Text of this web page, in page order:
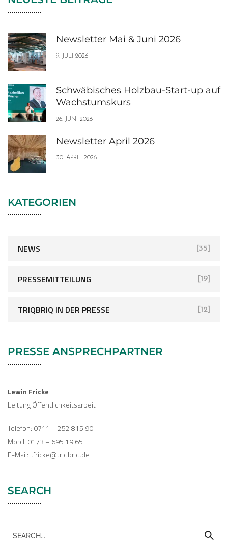
Newsletter Mai & Juni 2026
9. JULI 2026
Schwäbisches Holzbau-Start-up auf
Wachstumskurs
26. JUNI 2026
Newsletter April 2026
30. APRIL 2026
KATEGORIEN
NEWS [35]
PRESSEMITTEILUNG [19]
TRIQBRIQ IN DER PRESSE [12]
PRESSE ANSPRECHPARTNER
Lewin Fricke
Leitung Öffentlichkeitsarbeit
Telefon: 0711 – 252 815 90
Mobil: 0173 – 695 19 65
E-Mail: l.fricke@triqbriq.de
SEARCH